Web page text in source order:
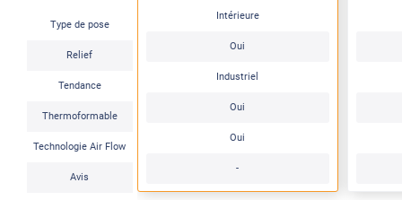
Type de pose
Relief
Tendance
Thermoformable
Technologie Air Flow
Avis
Intérieure
Oui
Industriel
Oui
Oui
-